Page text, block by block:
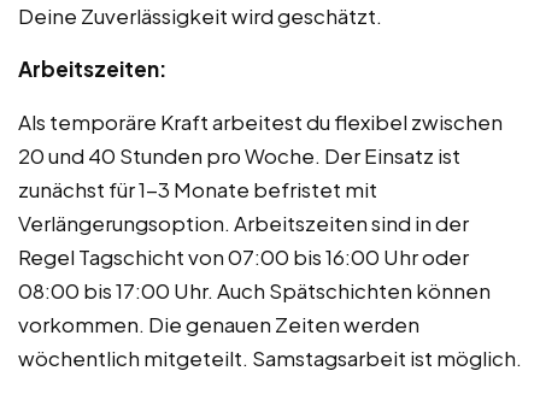
Deine Zuverlässigkeit wird geschätzt.
Arbeitszeiten:
Als temporäre Kraft arbeitest du flexibel zwischen
20 und 40 Stunden pro Woche. Der Einsatz ist
zunächst für 1-3 Monate befristet mit
Verlängerungsoption. Arbeitszeiten sind in der
Regel Tagschicht von 07:00 bis 16:00 Uhr oder
08:00 bis 17:00 Uhr. Auch Spätschichten können
vorkommen. Die genauen Zeiten werden
wöchentlich mitgeteilt. Samstagsarbeit ist möglich.